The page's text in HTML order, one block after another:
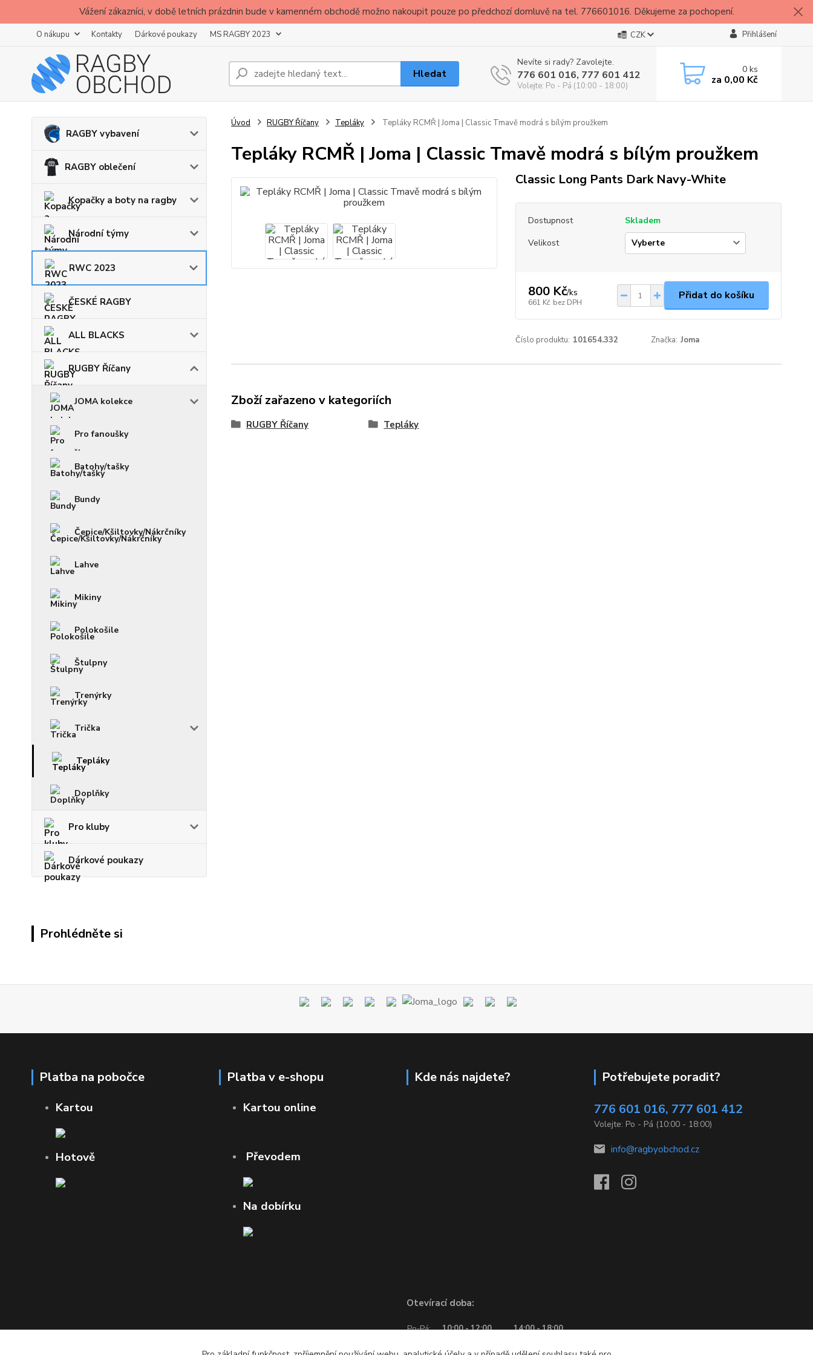
Vážení zákazníci, v době letních prázdnin bude v kamenném obchodě možno nakoupit pouze po předchozí domluvě na tel. 776601016. Děkujeme za pochopení.
O nákupu Kontakty Dárkové poukazy MS RAGBY 2023 CZK Přihlášení
Hledat
Nevíte si rady? Zavolejte.
776 601 016, 777 601 412
Volejte: Po - Pá (10:00 - 18:00)
0ks
za 0,00 Kč
RAGBY vybavení
RAGBY oblečení
Kopačky a boty na ragby
Národní týmy
RWC 2023
ČESKÉ RAGBY
ALL BLACKS
RUGBY Říčany
JOMA kolekce
Pro fanoušky
Batohy/tašky
Bundy
Čepice/Kšiltovky/Nákrčníky
Lahve
Mikiny
Polokošile
Štulpny
Trenýrky
Trička
Tepláky
Doplňky
Pro kluby
Dárkové poukazy
Prohlédněte si
Úvod RUGBY Říčany Tepláky Tepláky RCMŘ | Joma | Classic Tmavě modrá s bílým proužkem
Tepláky RCMŘ | Joma | Classic Tmavě modrá s bílým proužkem
Classic Long Pants Dark Navy-White
Dostupnost
Skladem
Velikost
800 Kč/ks
661 Kč bez DPH
Přidat do košíku
Číslo produktu: 101654.332 Značka: Joma
Zboží zařazeno v kategoriích
RUGBY Říčany Tepláky
Platba na pobočce
Kartou
Hotově
Platba v e-shopu
Kartou online
Převodem
Na dobírku
Kde nás najdete?
Otevírací doba:
Po-Pá: 10:00 - 12:00
14:00 - 18:00
Potřebujete poradit?
776 601 016, 777 601 412
Volejte: Po - Pá (10:00 - 18:00)
info@ragbyobchod.cz